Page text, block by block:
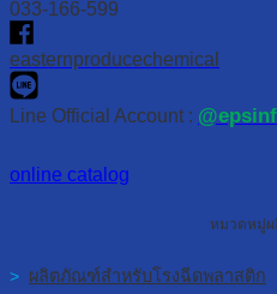
033-166-599
easternproducechemical
Line Official Account :
online catalog
หมวดหมู่
> ผลิตภัณฑ์สำหรับโรงฉีดพลาสติก